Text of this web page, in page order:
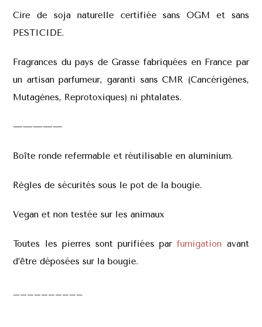
Cire de soja naturelle certifiée sans OGM et sans
PESTICIDE.
Fragrances du pays de Grasse fabriquées en France par
un artisan parfumeur, garanti sans CMR (Cancérigènes,
Mutagènes, Reprotoxiques) ni phtalates.
—————
Boîte ronde refermable et réutilisable en aluminium.
Règles de sécurités sous le pot de la bougie.
Vegan et non testée sur les animaux
Toutes les pierres sont purifiées par fumigation avant
d’être déposées sur la bougie.